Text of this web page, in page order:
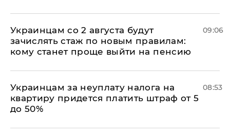
Украинцам со 2 августа будут
зачислять стаж по новым правилам:
кому станет проще выйти на пенсию
09:06
Украинцам за неуплату налога на
квартиру придется платить штраф от 5
до 50%
08:53